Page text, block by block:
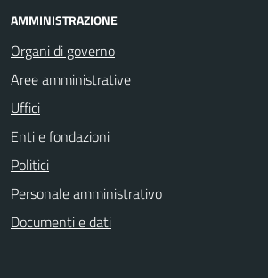
AMMINISTRAZIONE
Organi di governo
Aree amministrative
Uffici
Enti e fondazioni
Politici
Personale amministrativo
Documenti e dati